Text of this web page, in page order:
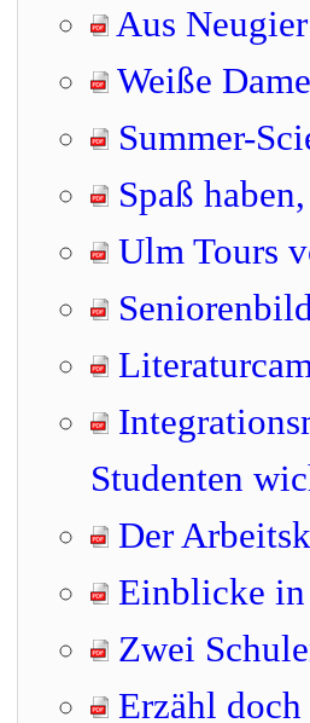
Aus
Weiße
Summer-
Spaß
Ulm Tours
Studenten
Der
Einblicke in
Zwei
Erzähl